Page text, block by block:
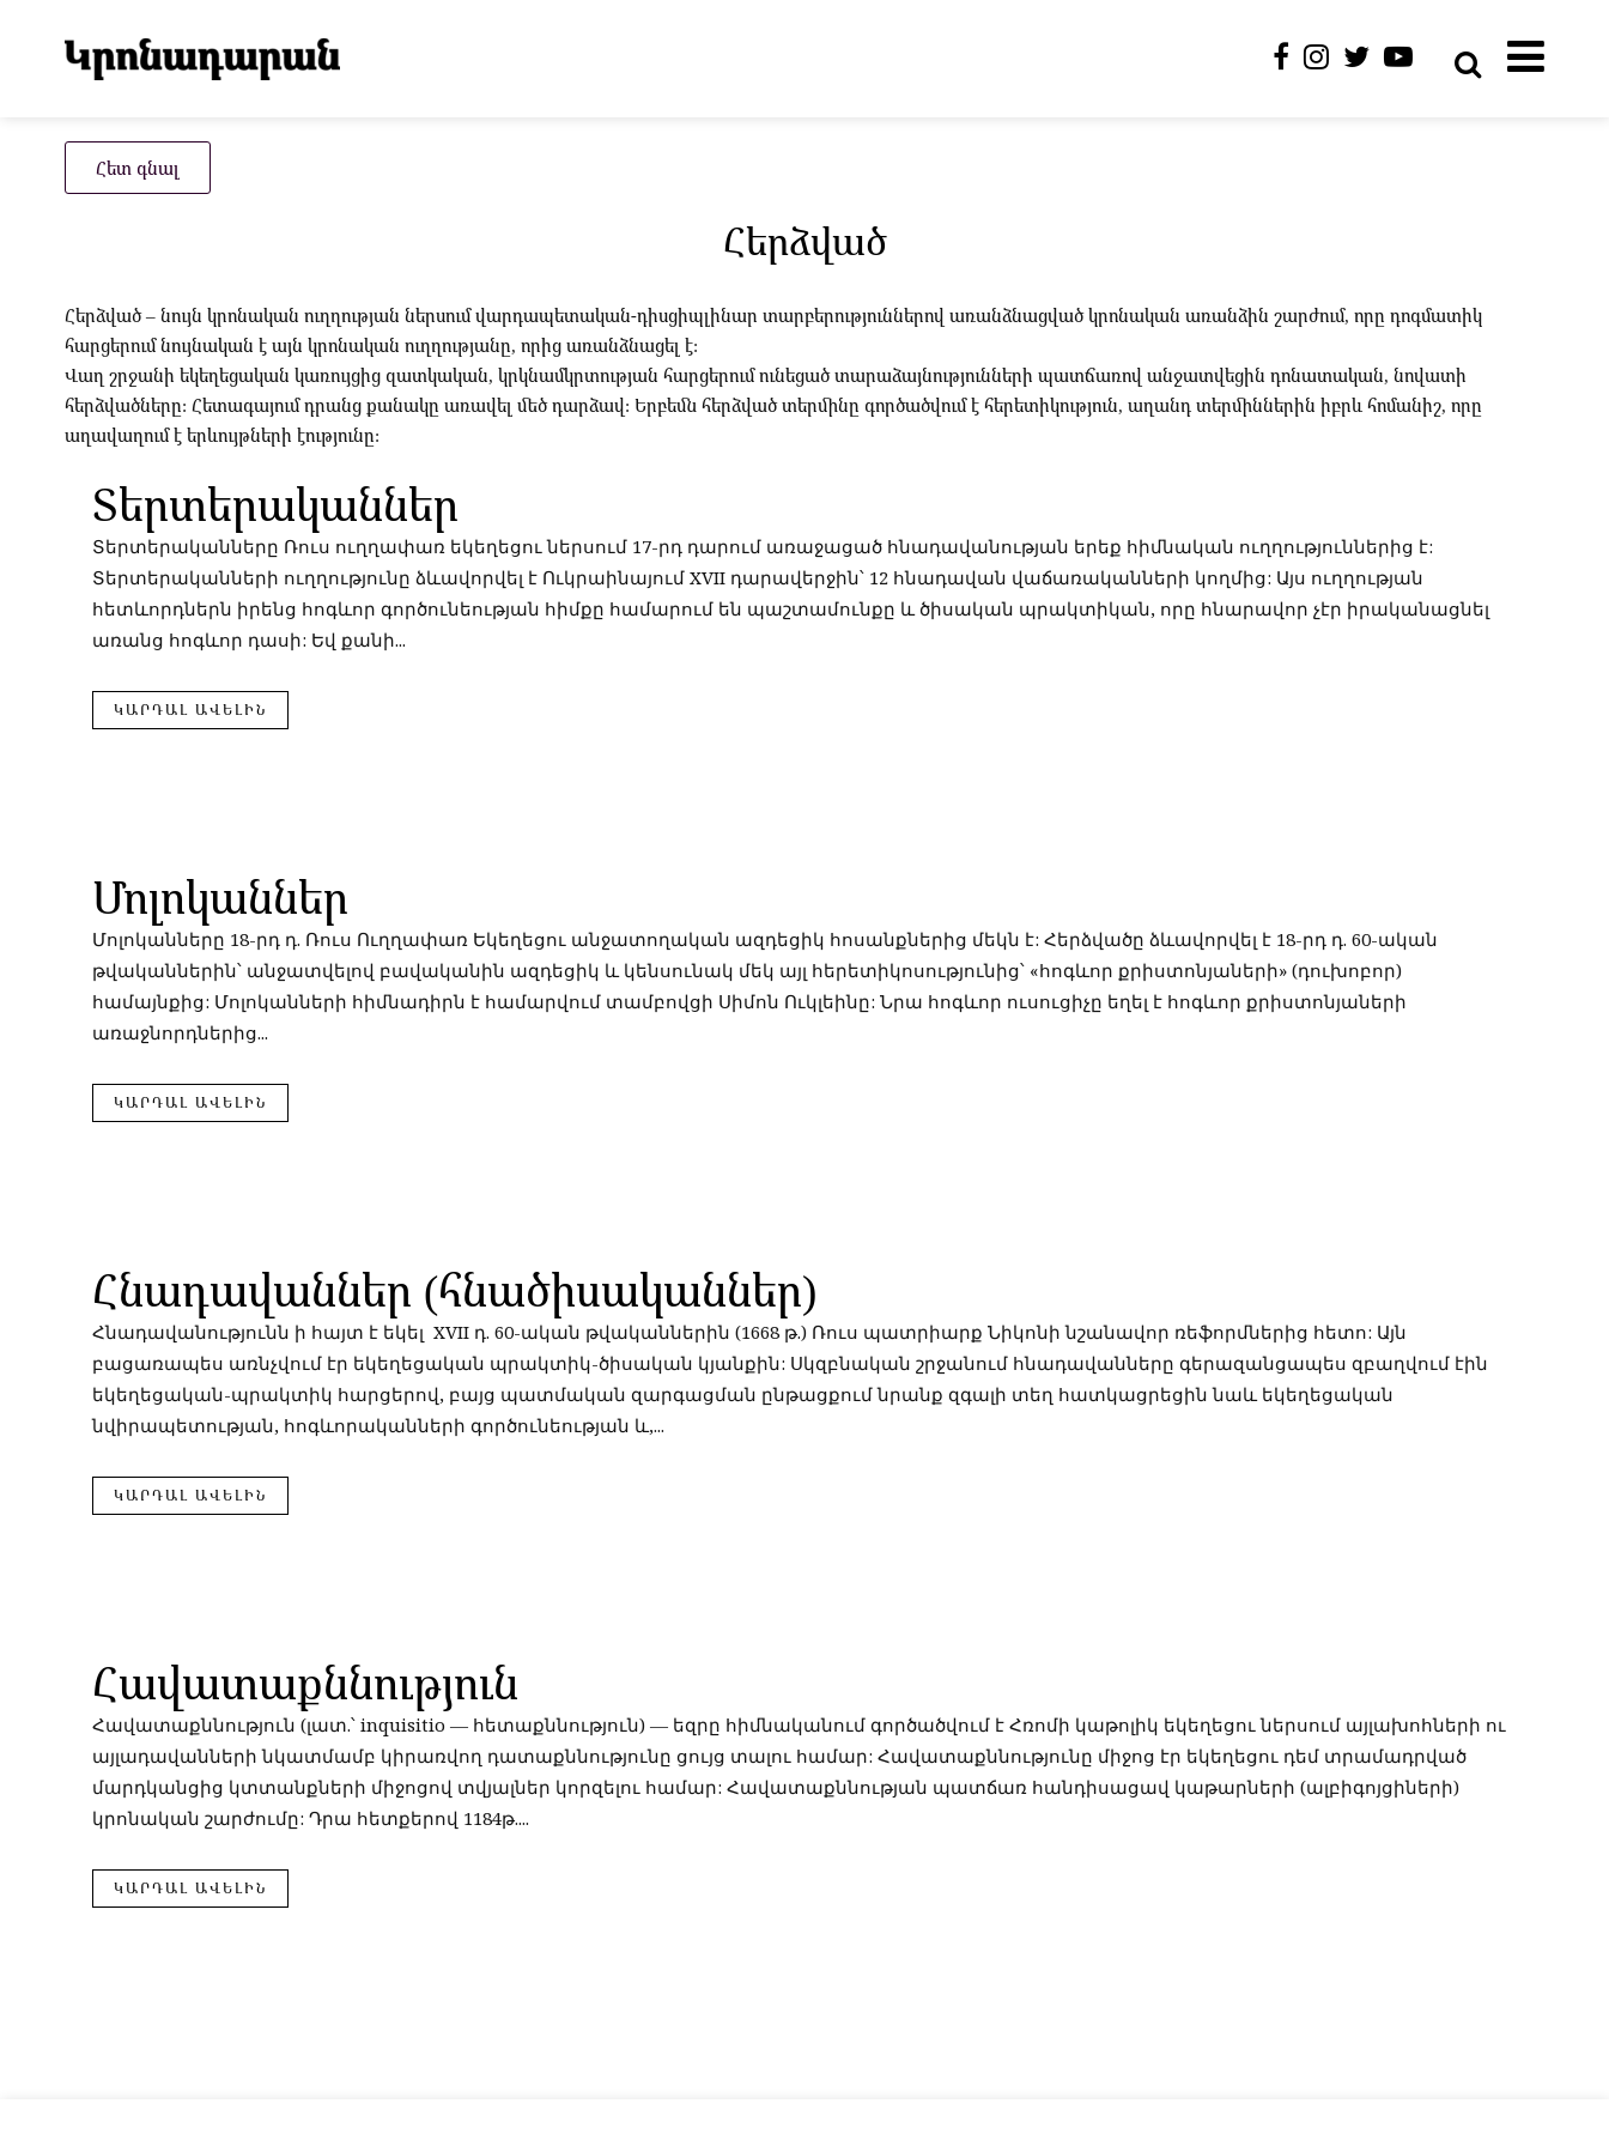
Հետ գնալ
Հերձված
Հերձված – նույն կրոնական ուղղության ներսում վարդապետական-դիսցիպլինար տարբերություններով առանձնացված կրոնական առանձին շարժում, որը դոգմատիկ
հարցերում նույնական է այն կրոնական ուղղությանը, որից առանձնացել է:
Վաղ շրջանի եկեղեցական կառույցից զատկական, կրկնամկրտության հարցերում ունեցած տարաձայնությունների պատճառով անջատվեցին դոնատական, նովատի
հերձվածները: Հետագայում դրանց քանակը առավել մեծ դարձավ: Երբեմն հերձված տերմինը գործածվում է հերետիկություն, աղանդ տերմիններին իբրև հոմանիշ, որը
աղավաղում է երևույթների էությունը:
Տերտերականներ
Տերտերականները Ռուս ուղղափառ եկեղեցու ներսում 17-րդ դարում առաջացած հնադավանության երեք հիմնական ուղղություններից է:
Տերտերականների ուղղությունը ձևավորվել է Ուկրաինայում XVII դարավերջին՝ 12 հնադավան վաճառականների կողմից: Այս ուղղության
հետևորդներն իրենց հոգևոր գործունեության հիմքը համարում են պաշտամունքը և ծիսական պրակտիկան, որը հնարավոր չէր իրականացնել
առանց հոգևոր դասի: Եվ քանի...
ԿԱՐԴԱԼ ԱՎԵԼԻՆ
Մոլոկաններ
Մոլոկանները 18-րդ դ. Ռուս Ուղղափառ Եկեղեցու անջատողական ազդեցիկ հոսանքներից մեկն է: Հերձվածը ձևավորվել է 18-րդ դ. 60-ական
թվականներին՝ անջատվելով բավականին ազդեցիկ և կենսունակ մեկ այլ հերետիկոսությունից՝ «հոգևոր քրիստոնյաների» (դուխոբոր)
համայնքից: Մոլոկանների հիմնադիրն է համարվում տամբովցի Սիմոն Ուկլեինը: Նրա հոգևոր ուսուցիչը եղել է հոգևոր քրիստոնյաների
առաջնորդներից...
ԿԱՐԴԱԼ ԱՎԵԼԻՆ
Հնադավաններ (հնածիսականներ)
Հնադավանությունն ի հայտ է եկել XVII դ. 60-ական թվականներին (1668 թ.) Ռուս պատրիարք Նիկոնի նշանավոր ռեֆորմներից հետո: Այն
բացառապես առնչվում էր եկեղեցական պրակտիկ-ծիսական կյանքին: Սկզբնական շրջանում հնադավանները գերազանցապես զբաղվում էին
եկեղեցական-պրակտիկ հարցերով, բայց պատմական զարգացման ընթացքում նրանք զգալի տեղ հատկացրեցին նաև եկեղեցական
նվիրապետության, հոգևորականների գործունեության և,...
ԿԱՐԴԱԼ ԱՎԵԼԻՆ
Հավատաքննություն
Հավատաքննություն (լատ.՝ inquisitio — հետաքննություն) — եզրը հիմնականում գործածվում է Հռոմի կաթոլիկ եկեղեցու ներսում այլախոհների ու
այլադավանների նկատմամբ կիրառվող դատաքննությունը ցույց տալու համար: Հավատաքննությունը միջոց էր եկեղեցու դեմ տրամադրված
մարդկանցից կտտանքների միջոցով տվյալներ կորզելու համար: Հավատաքննության պատճառ հանդիսացավ կաթարների (ալբիգոյցիների)
կրոնական շարժումը: Դրա հետքերով 1184թ....
ԿԱՐԴԱԼ ԱՎԵԼԻՆ